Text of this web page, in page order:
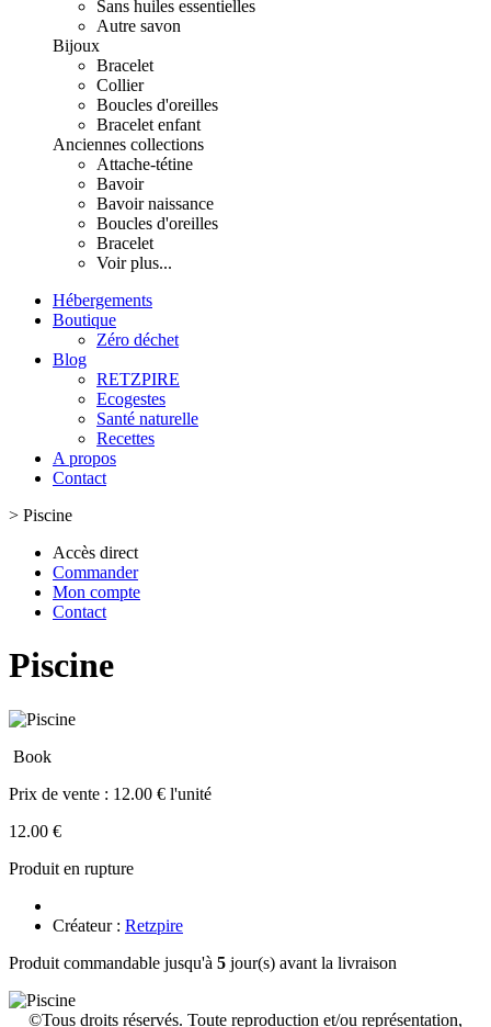
Sans huiles essentielles
Autre savon
Bijoux
Bracelet
Collier
Boucles d'oreilles
Bracelet enfant
Anciennes collections
Attache-tétine
Bavoir
Bavoir naissance
Boucles d'oreilles
Bracelet
Voir plus...
Hébergements
Boutique
Zéro déchet
Blog
RETZPIRE
Ecogestes
Santé naturelle
Recettes
A propos
Contact
> Piscine
Accès direct
Commander
Mon compte
Contact
Piscine
Book
Prix de vente : 12.00 € l'unité
12.00 €
Produit en rupture
Créateur : Retzpire
Produit commandable jusqu'à 5 jour(s) avant la livraison
©Tous droits réservés. Toute reproduction et/ou représentation,